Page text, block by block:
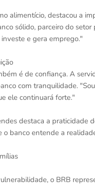
alimentício, destacou a
sólido, parceiro do
e gera emprego."
é de confiança. A
com tranquilidade.
ele continuará forte."
destaca a praticidade
banco entende a
o BRB